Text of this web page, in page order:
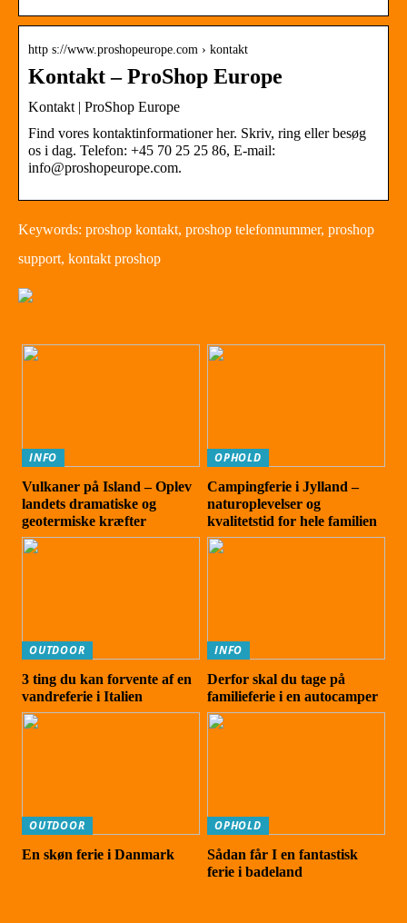
http s://www.proshopeurope.com › kontakt
Kontakt – ProShop Europe
Kontakt | ProShop Europe
Find vores kontaktinformationer her. Skriv, ring eller besøg
os i dag. Telefon: +45 70 25 25 86, E-mail:
info@proshopeurope.com.
Keywords: proshop kontakt, proshop telefonnummer, proshop
support, kontakt proshop
INFO
Vulkaner på Island – Oplev
landets dramatiske og
geotermiske kræfter
OPHOLD
Campingferie i Jylland –
naturoplevelser og
kvalitetstid for hele familien
OUTDOOR
3 ting du kan forvente af en
vandreferie i Italien
INFO
Derfor skal du tage på
familieferie i en autocamper
OUTDOOR
En skøn ferie i Danmark
OPHOLD
Sådan får I en fantastisk
ferie i badeland